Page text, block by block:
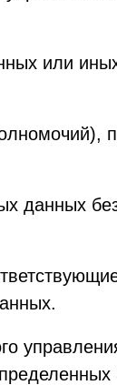
или
данных